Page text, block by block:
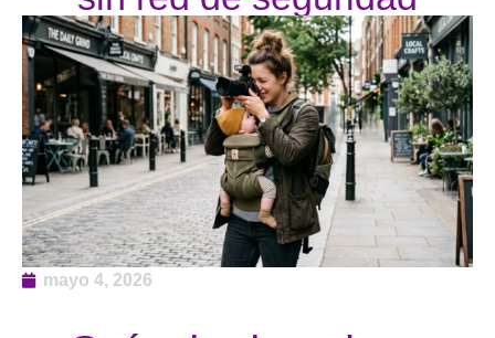
mayo 4, 2026